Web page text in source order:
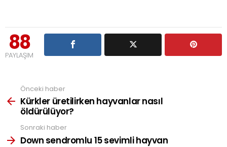
88
PAYLAŞIM
more
Önceki haber
Kürkler üretilirken hayvanlar nasıl
öldürülüyor?
Sonraki haber
Down sendromlu 15 sevimli hayvan